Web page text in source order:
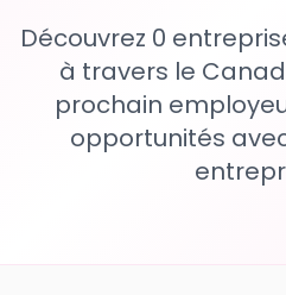
Découvrez 0
à travers le
prochain
opportunités